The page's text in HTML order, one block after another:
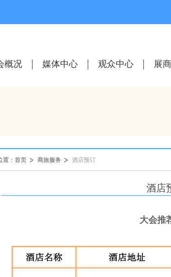
概况 媒体中心 观众中心 展
置：首页 商旅服务 酒店预订
酒店
大会推